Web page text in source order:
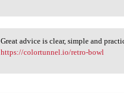
Great advice is clear, simple
Great advice is clear, simple and
https://colortunnel.io/retro-bowl